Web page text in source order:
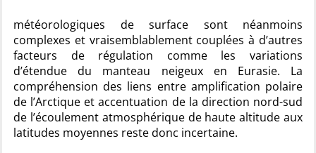
météorologiques de surface sont néanmoins
complexes et vraisemblablement couplées à d’autres
facteurs de régulation comme les variations
d’étendue du manteau neigeux en Eurasie. La
compréhension des liens entre amplification polaire
de l’Arctique et accentuation de la direction nord-sud
de l’écoulement atmosphérique de haute altitude aux
latitudes moyennes reste donc incertaine.